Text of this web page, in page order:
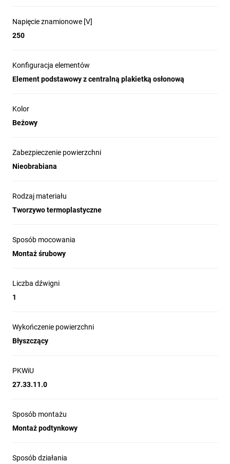
Napięcie znamionowe [V]
250
Konfiguracja elementów
Element podstawowy z centralną plakietką osłonową
Kolor
Beżowy
Zabezpieczenie powierzchni
Nieobrabiana
Rodzaj materiału
Tworzywo termoplastyczne
Sposób mocowania
Montaż śrubowy
Liczba dźwigni
1
Wykończenie powierzchni
Błyszczący
PKWiU
27.33.11.0
Sposób montażu
Montaż podtynkowy
Sposób działania